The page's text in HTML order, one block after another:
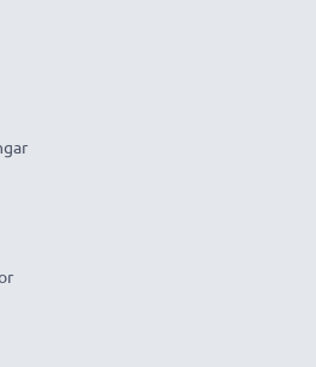
från CELLONIC.
leverans och 3 års garanti!